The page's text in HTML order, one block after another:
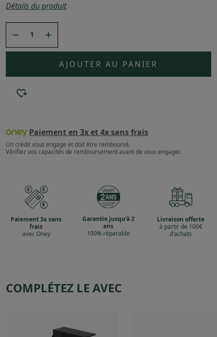
Détails du produit
 
AJOUTER AU PANIER
Paiement en 3x et 4x sans frais
Un crédit vous engage et doit être remboursé.
Vérifiez vos capacités de remboursement avant de vous engager.
Paiement 3x sans
frais
avec Oney
Garantie jusqu’à 2
ans
100% réparable
Livraison offerte
à partir de 100€
d’achats
COMPLÉTEZ LE AVEC